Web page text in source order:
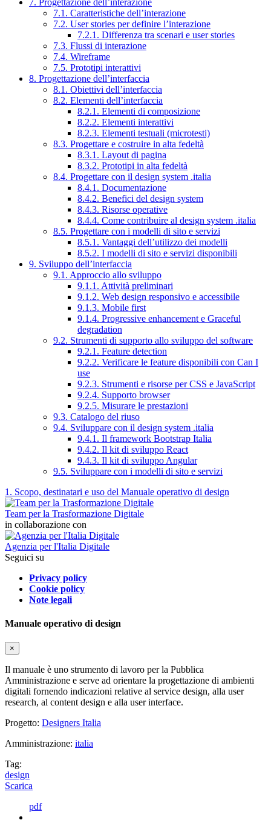
7.1. Caratteristiche dell’interazione
7.2. User stories per definire l’interazione
7.2.1. Differenza tra scenari e user stories
7.3. Flussi di interazione
7.4. Wireframe
7.5. Prototipi interattivi
8. Progettazione dell’interfaccia
8.1. Obiettivi dell’interfaccia
8.2. Elementi dell’interfaccia
8.2.1. Elementi di composizione
8.2.2. Elementi interattivi
8.2.3. Elementi testuali (microtesti)
8.3. Progettare e costruire in alta fedeltà
8.3.1. Layout di pagina
8.3.2. Prototipi in alta fedeltà
8.4. Progettare con il design system .italia
8.4.1. Documentazione
8.4.2. Benefici del design system
8.4.3. Risorse operative
8.4.4. Come contribuire al design system .italia
8.5. Progettare con i modelli di sito e servizi
8.5.1. Vantaggi dell’utilizzo dei modelli
8.5.2. I modelli di sito e servizi disponibili
9. Sviluppo dell’interfaccia
9.1. Approccio allo sviluppo
9.1.1. Attività preliminari
9.1.2. Web design responsivo e accessibile
9.1.3. Mobile first
9.1.4. Progressive enhancement e Graceful
degradation
9.2. Strumenti di supporto allo sviluppo del software
9.2.1. Feature detection
9.2.2. Verificare le feature disponibili con Can I
use
9.2.3. Strumenti e risorse per CSS e JavaScript
9.2.4. Supporto browser
9.2.5. Misurare le prestazioni
9.3. Catalogo del riuso
9.4. Sviluppare con il design system .italia
9.4.1. Il framework Bootstrap Italia
9.4.2. Il kit di sviluppo React
9.4.3. Il kit di sviluppo Angular
9.5. Sviluppare con i modelli di sito e servizi
1. Scopo, destinatari e uso del Manuale operativo di design
Team per la Trasformazione Digitale
in collaborazione con
Agenzia per l'Italia Digitale
Seguici su
Privacy policy
Cookie policy
Note legali
Manuale operativo di design
×
Il manuale è uno strumento di lavoro per la Pubblica
Amministrazione e serve ad orientare la progettazione di ambienti
digitali fornendo indicazioni relative al service design, alla user
research, al content design e alla user interface.
Progetto: Designers Italia
Amministrazione: italia
Tag:
design
Scarica
pdf